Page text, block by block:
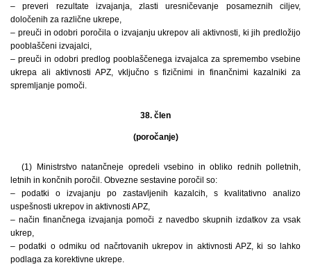
– preveri rezultate izvajanja, zlasti uresničevanje posameznih ciljev,
določenih za različne ukrepe,
– preuči in odobri poročila o izvajanju ukrepov ali aktivnosti, ki jih predložijo
pooblaščeni izvajalci,
– preuči in odobri predlog pooblaščenega izvajalca za spremembo vsebine
ukrepa ali aktivnosti APZ, vključno s fizičnimi in finančnimi kazalniki za
spremljanje pomoči.
38. člen
(poročanje)
(1) Ministrstvo natančneje opredeli vsebino in obliko rednih polletnih,
letnih in končnih poročil. Obvezne sestavine poročil so:
– podatki o izvajanju po zastavljenih kazalcih, s kvalitativno analizo
uspešnosti ukrepov in aktivnosti APZ,
– način finančnega izvajanja pomoči z navedbo skupnih izdatkov za vsak
ukrep,
– podatki o odmiku od načrtovanih ukrepov in aktivnosti APZ, ki so lahko
podlaga za korektivne ukrepe.